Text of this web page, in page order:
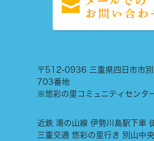
〒512-0936 三重県四日市市別
703番地
※悠彩の里コミュニティセンタ
近鉄 湯の山線 伊勢川島駅下車
三重交通 悠彩の里行き 別山中